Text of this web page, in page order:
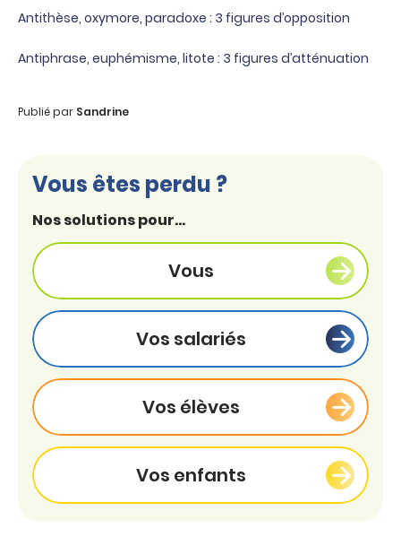
Antithèse, oxymore, paradoxe : 3 figures d’opposition
Antiphrase, euphémisme, litote : 3 figures d’atténuation
Publié par Sandrine
Vous êtes perdu ?
Nos solutions pour...
Vous
Vos salariés
Vos élèves
Vos enfants